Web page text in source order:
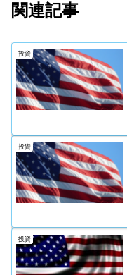
関連記事
投資
投資
投資